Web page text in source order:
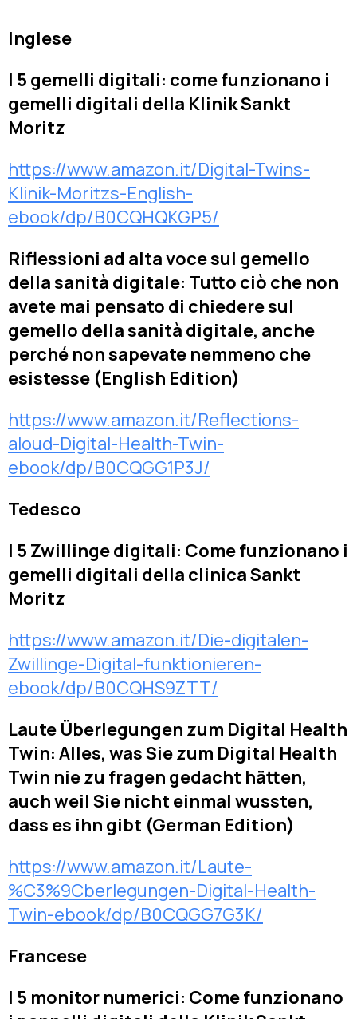
Inglese
I 5 gemelli digitali: come funzionano i
gemelli digitali della Klinik Sankt
Moritz
https://www.amazon.it/Digital-Twins-
Klinik-Moritzs-English-
ebook/dp/B0CQHQKGP5/
Riflessioni ad alta voce sul gemello
della sanità digitale: Tutto ciò che non
avete mai pensato di chiedere sul
gemello della sanità digitale, anche
perché non sapevate nemmeno che
esistesse (English Edition)
https://www.amazon.it/Reflections-
aloud-Digital-Health-Twin-
ebook/dp/B0CQGG1P3J/
Tedesco
I 5 Zwillinge digitali: Come funzionano i
gemelli digitali della clinica Sankt
Moritz
https://www.amazon.it/Die-digitalen-
Zwillinge-Digital-funktionieren-
ebook/dp/B0CQHS9ZTT/
Laute Überlegungen zum Digital Health
Twin: Alles, was Sie zum Digital Health
Twin nie zu fragen gedacht hätten,
auch weil Sie nicht einmal wussten,
dass es ihn gibt (German Edition)
https://www.amazon.it/Laute-
%C3%9Cberlegungen-Digital-Health-
Twin-ebook/dp/B0CQGG7G3K/
Francese
I 5 monitor numerici: Come funzionano